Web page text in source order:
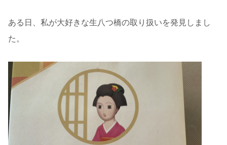
ある日、私が大好きな生八つ橋の取り扱いを発見しまし
た。